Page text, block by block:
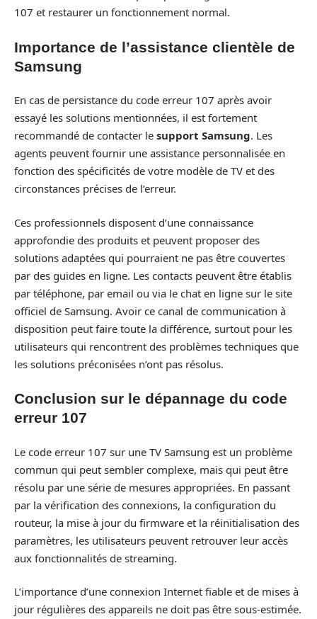
107 et restaurer un fonctionnement normal.
Importance de l’assistance clientèle de
Samsung
En cas de persistance du code erreur 107 après avoir
essayé les solutions mentionnées, il est fortement
recommandé de contacter le support Samsung. Les
agents peuvent fournir une assistance personnalisée en
fonction des spécificités de votre modèle de TV et des
circonstances précises de l’erreur.
Ces professionnels disposent d’une connaissance
approfondie des produits et peuvent proposer des
solutions adaptées qui pourraient ne pas être couvertes
par des guides en ligne. Les contacts peuvent être établis
par téléphone, par email ou via le chat en ligne sur le site
officiel de Samsung. Avoir ce canal de communication à
disposition peut faire toute la différence, surtout pour les
utilisateurs qui rencontrent des problèmes techniques que
les solutions préconisées n’ont pas résolus.
Conclusion sur le dépannage du code
erreur 107
Le code erreur 107 sur une TV Samsung est un problème
commun qui peut sembler complexe, mais qui peut être
résolu par une série de mesures appropriées. En passant
par la vérification des connexions, la configuration du
routeur, la mise à jour du firmware et la réinitialisation des
paramètres, les utilisateurs peuvent retrouver leur accès
aux fonctionnalités de streaming.
L’importance d’une connexion Internet fiable et de mises à
jour régulières des appareils ne doit pas être sous-estimée.